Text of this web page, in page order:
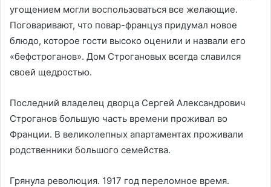
угощением могли воспользоваться все желающие.
Поговаривают, что повар-француз придумал новое
блюдо, которое гости высоко оценили и назвали его
«бефстроганов». Дом Строгановых всегда славился
своей щедростью.
Последний владелец дворца Сергей Александрович
Строганов большую часть времени проживал во
Франции. В великолепных апартаментах проживали
родственники большого семейства.
Грянула революция. 1917 год переломное время.